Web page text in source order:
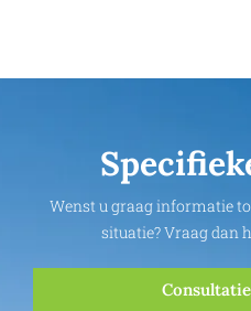
Wenst u graag informatie
situatie? Vraag dan